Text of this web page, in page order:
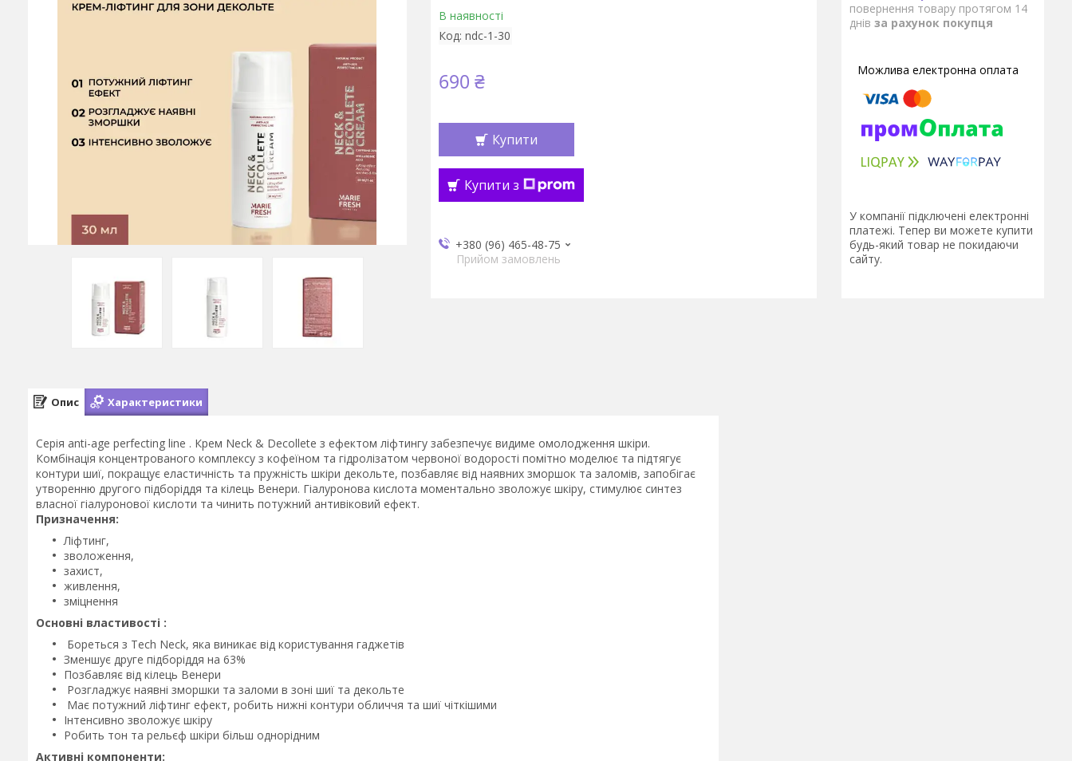
В наявності
Код: ndc-1-30
690 ₴
Купити
Купити з
+380 (96) 465-48-75
Прийом замовлень
повернення товару протягом 14
днів за рахунок покупця
У компанії підключені електронні
платежі. Тепер ви можете купити
будь-який товар не покидаючи
сайту.
Опис Характеристики
Серія anti-age perfecting line . Крем Neck & Decollete з ефектом ліфтингу забезпечує видиме омолодження шкіри.
Комбінація концентрованого комплексу з кофеїном та гідролізатом червоної водорості помітно моделює та підтягує
контури шиї, покращує еластичність та пружність шкіри декольте, позбавляє від наявних зморшок та заломів, запобігає
утворенню другого підборіддя та кілець Венери. Гіалуронова кислота моментально зволожує шкіру, стимулює синтез
власної гіалуронової кислоти та чинить потужний антивіковий ефект.
Призначення:
Ліфтинг,
зволоження,
захист,
живлення,
зміцнення
Основні властивості :
Бореться з Tech Neck, яка виникає від користування гаджетів
Зменшує друге підборіддя на 63%
Позбавляє від кілець Венери
Розгладжує наявні зморшки та заломи в зоні шиї та декольте
Має потужний ліфтинг ефект, робить нижні контури обличчя та шиї чіткішими
Інтенсивно зволожує шкіру
Робить тон та рельєф шкіри більш однорідним
Активні компоненти: